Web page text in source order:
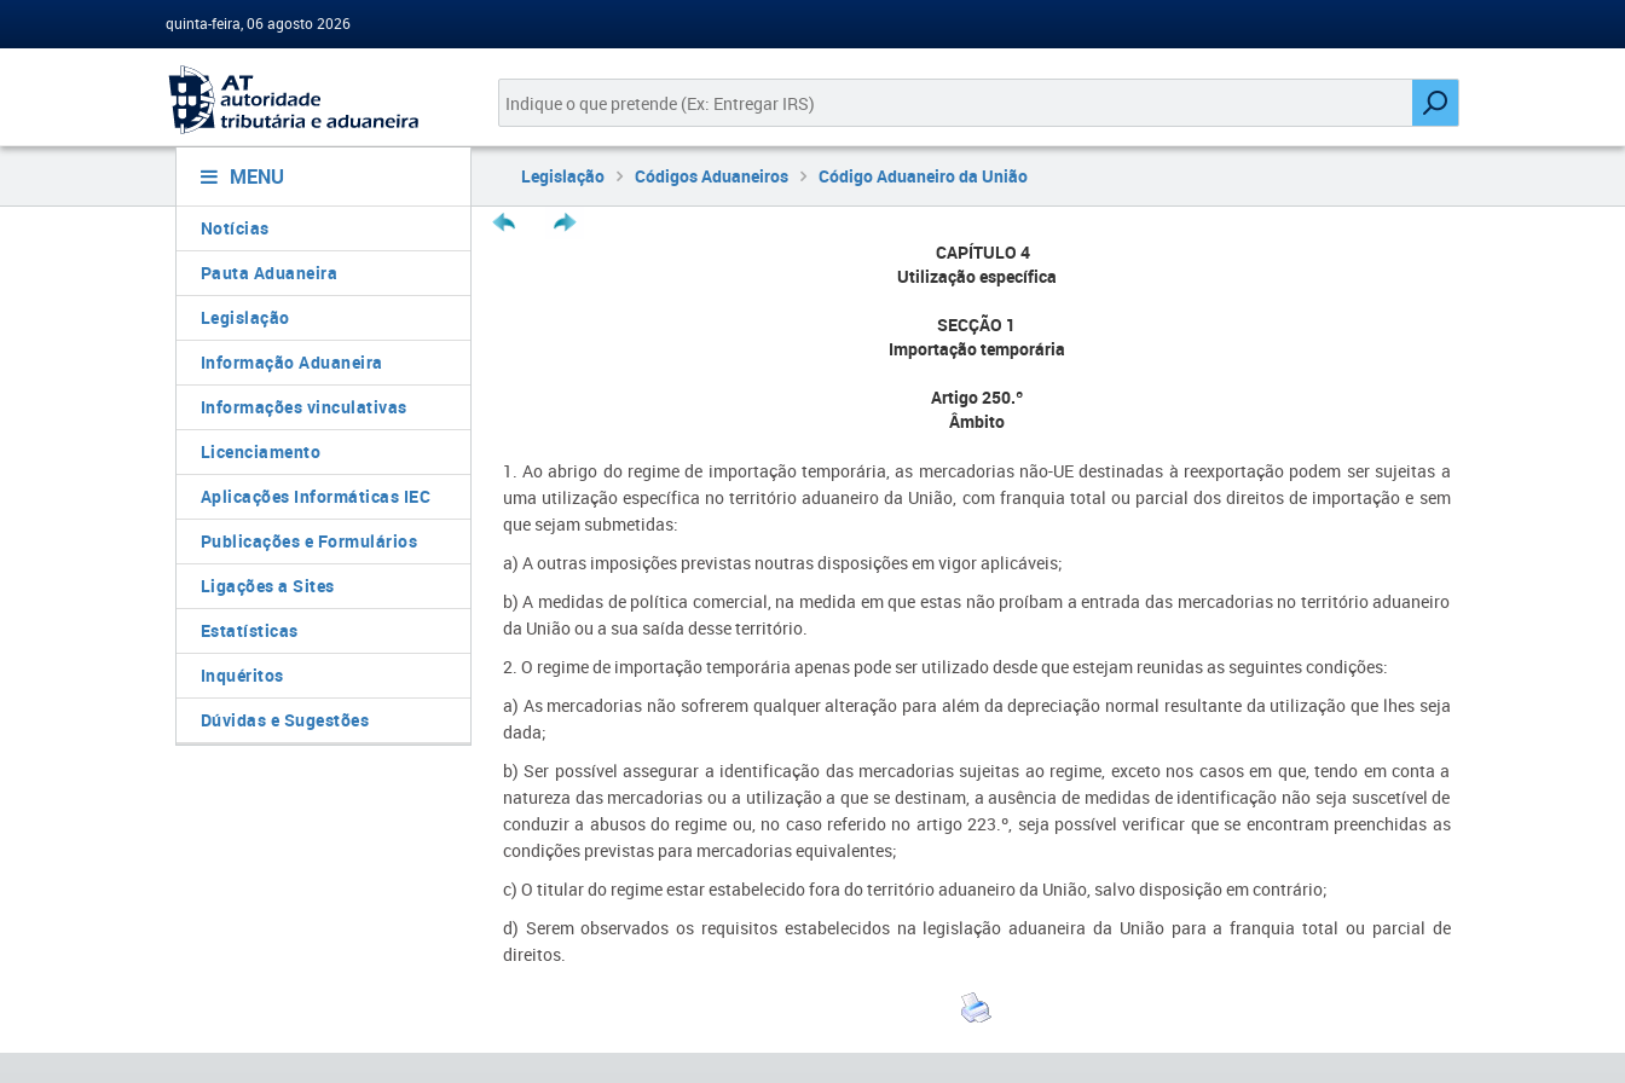
quinta-feira, 06 agosto 2026
MENU
Notícias
Pauta Aduaneira
Legislação
Informação Aduaneira
Informações vinculativas
Licenciamento
Aplicações Informáticas IEC
Publicações e Formulários
Ligações a Sites
Estatísticas
Inquéritos
Dúvidas e Sugestões
Legislação Códigos Aduaneiros Código Aduaneiro da União
CAPÍTULO 4
Utilização específica
SECÇÃO 1
Importação temporária
Artigo 250.º
Âmbito
1. Ao abrigo do regime de importação temporária, as mercadorias não-UE destinadas à reexportação podem ser sujeitas a
uma utilização específica no território aduaneiro da União, com franquia total ou parcial dos direitos de importação e sem
que sejam submetidas:
a) A outras imposições previstas noutras disposições em vigor aplicáveis;
b) A medidas de política comercial, na medida em que estas não proíbam a entrada das mercadorias no território aduaneiro
da União ou a sua saída desse território.
2. O regime de importação temporária apenas pode ser utilizado desde que estejam reunidas as seguintes condições:
a) As mercadorias não sofrerem qualquer alteração para além da depreciação normal resultante da utilização que lhes seja
dada;
b) Ser possível assegurar a identificação das mercadorias sujeitas ao regime, exceto nos casos em que, tendo em conta a
natureza das mercadorias ou a utilização a que se destinam, a ausência de medidas de identificação não seja suscetível de
conduzir a abusos do regime ou, no caso referido no artigo 223.º, seja possível verificar que se encontram preenchidas as
condições previstas para mercadorias equivalentes;
c) O titular do regime estar estabelecido fora do território aduaneiro da União, salvo disposição em contrário;
d) Serem observados os requisitos estabelecidos na legislação aduaneira da União para a franquia total ou parcial de
direitos.